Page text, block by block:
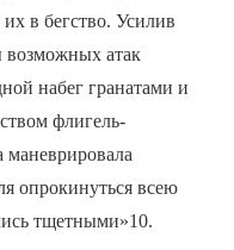
в бегство. Усилив
возможных атак
набег гранатами и
флигель-
маневрировала
опрокинуться всею
тщетными»10.